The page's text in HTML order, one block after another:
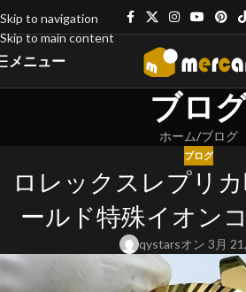
Skip to navigation
Skip to main content
メニュー
ブロ
ホーム ブログ
ブログ
ロレックスレプリ
ールド特殊イオン
qystarsオン 3月